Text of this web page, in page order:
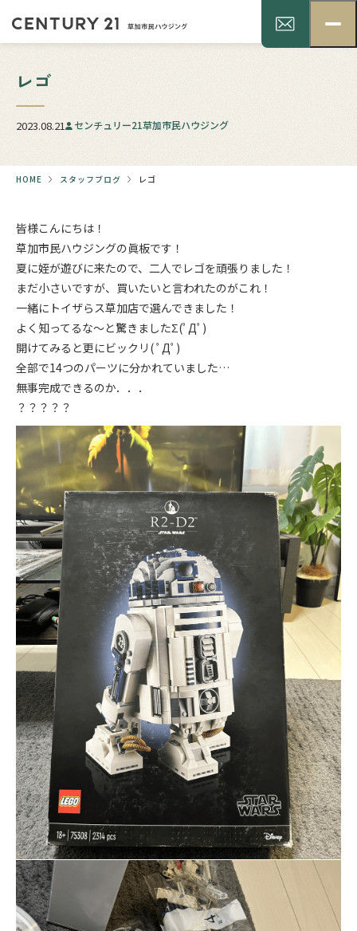
レゴ
2023.08.21 センチュリー21草加市民ハウジング
HOME スタッフブログ レゴ
皆様こんにちは！
草加市民ハウジングの眞板です！
夏に姪が遊びに来たので、二人でレゴを頑張りました！
まだ小さいですが、買いたいと言われたのがこれ！
一緒に トイザらス草加店で選んできました！
よく知ってるな～と驚きましたΣ(ﾟДﾟ)
開けてみると更にビックリ( ﾟДﾟ)
全部で14つのパーツに分かれていました…
無事完成できるのか．．．
？？？？？